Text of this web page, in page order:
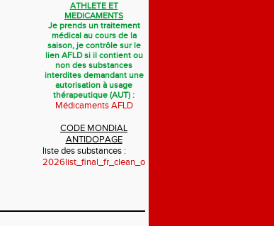
ATHLETE ET
MEDICAMENTS
Je prends un traitement
médical au cours de la
saison, je contrôle sur le
lien AFLD si il contient ou
non des substances
interdites demandant une
autorisation à usage
thérapeutique (AUT) :
Médicaments AFLD
CODE MONDIAL
ANTIDOPAGE
liste des substances :
2026list_final_fr_clean_october_2025.pdf